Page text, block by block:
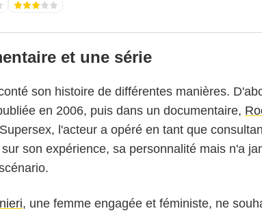
et une série
son histoire de différentes manières.
en 2006, puis dans un documentaire,
l'acteur a opéré en tant que
son expérience, sa personnalité mais n'a
, une femme engagée et féministe, ne